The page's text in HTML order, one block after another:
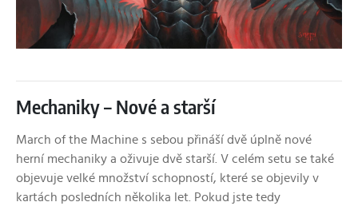
Mechaniky – Nové a starší
March of the Machine s sebou přináší dvě úplně nové
herní mechaniky a oživuje dvě starší. V celém setu se také
objevuje velké množství schopností, které se objevily v
kartách posledních několika let. Pokud jste tedy